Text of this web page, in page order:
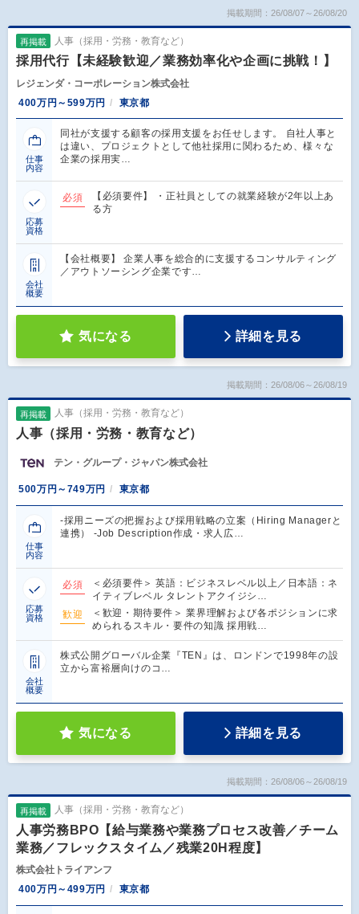
掲載期間：26/08/07～26/08/20
再掲載 人事（採用・労務・教育など）
採用代行【未経験歓迎／業務効率化や企画に挑戦！】
レジェンダ・コーポレーション株式会社
400万円～599万円
東京都
仕事
内容
同社が支援する顧客の採用支援をお任せします。 自社人事と
は違い、プロジェクトとして他社採用に関わるため、様々な
企業の採用実…
応募
資格
必須
【必須要件】 ・正社員としての就業経験が2年以上あ
る方
会社
概要
【会社概要】 企業人事を総合的に支援するコンサルティング
／アウトソーシング企業です…
気になる 詳細を見る
掲載期間：26/08/06～26/08/19
再掲載 人事（採用・労務・教育など）
人事（採用・労務・教育など）
テン・グループ・ジャパン株式会社
500万円～749万円 東京都
仕事
内容
-採用ニーズの把握および採用戦略の立案（Hiring Managerと
連携） -Job Description作成・求人広…
応募
資格
必須
＜必須要件＞ 英語：ビジネスレベル以上／日本語：ネ
イティブレベル タレントアクイジシ…
歓迎
＜歓迎・期待要件＞ 業界理解および各ポジションに求
められるスキル・要件の知識 採用戦…
会社
概要
株式公開グローバル企業『TEN』は、ロンドンで1998年の設
立から富裕層向けのコ…
気になる 詳細を見る
掲載期間：26/08/06～26/08/19
再掲載 人事（採用・労務・教育など）
人事労務BPO【給与業務や業務プロセス改善／チーム
業務／フレックスタイム／残業20H程度】
株式会社トライアンフ
400万円～499万円
東京都